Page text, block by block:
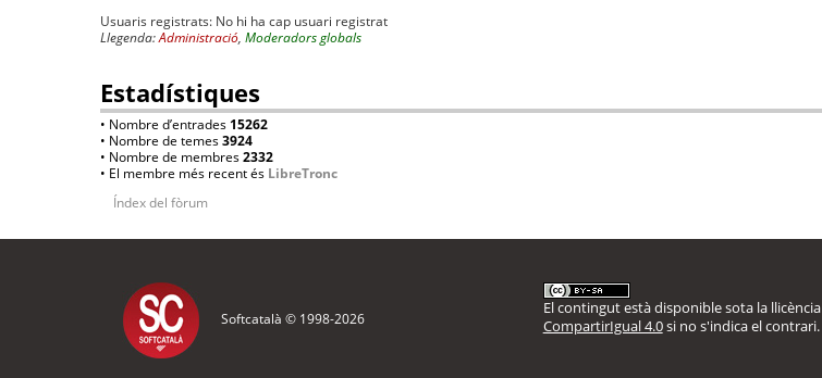
Usuaris registrats: No hi ha cap usuari registrat
Llegenda:Administració, Moderadors globals
Estadístiques
• Nombre d’entrades 15262
• Nombre de temes3924
• Nombre de membres2332
• El membre més recent és LibreTronc
Índex del fòrum
Softcatalà © 1998-2026
El contingut està disponible sota la llicència
CompartirIgual 4.0si no s'indica el contrari.